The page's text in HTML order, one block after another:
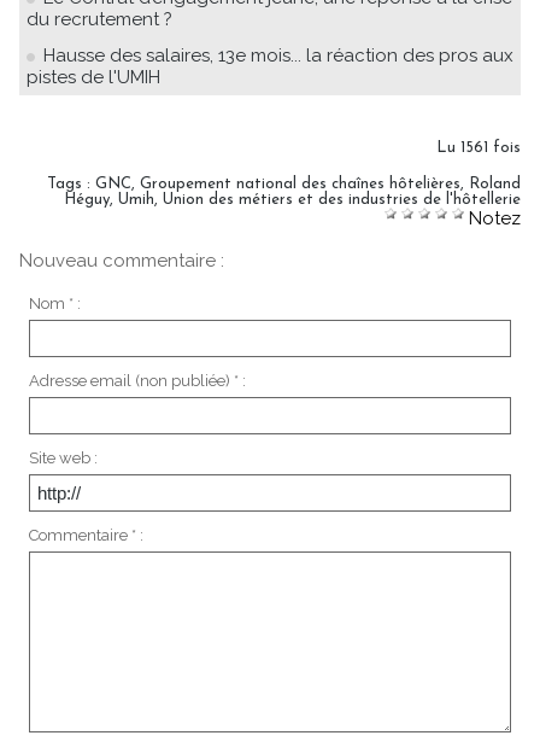
du recrutement ?
Hausse des salaires, 13e mois... la réaction des pros aux
pistes de l'UMIH
Lu 1561 fois
Tags : GNC, Groupement national des chaînes hôtelières,
Roland
Héguy, Umih, Union des métiers et des industries de l'hôtellerie
Notez
Nouveau commentaire :
Nom * :
Adresse email (non publiée) * :
Site web :
Commentaire * :